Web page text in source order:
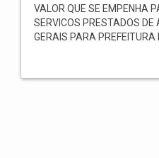
VALOR QUE SE EMPENHA
SERVICOS PRESTADOS DE
GERAIS PARA PREFEITURA